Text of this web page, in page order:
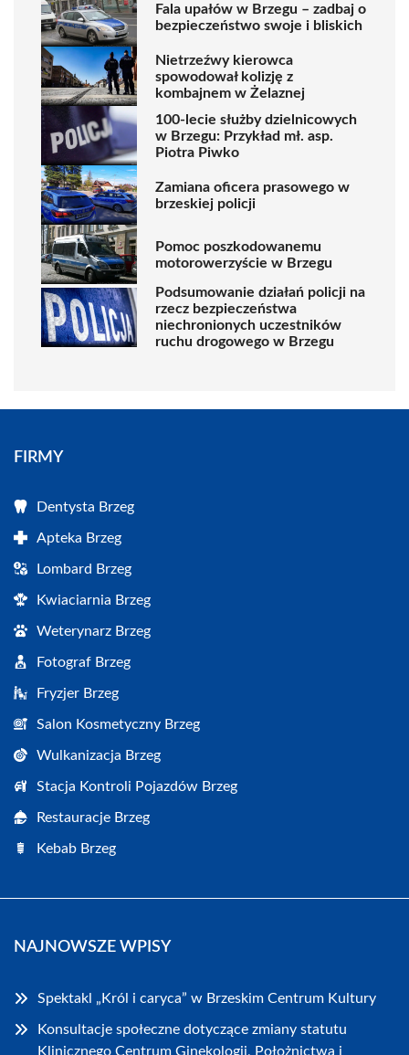
Fala upałów w Brzegu – zadbaj o
bezpieczeństwo swoje i bliskich
Nietrzeźwy kierowca
spowodował kolizję z
kombajnem w Żelaznej
100-lecie służby dzielnicowych
w Brzegu: Przykład mł. asp.
Piotra Piwko
Zamiana oficera prasowego w
brzeskiej policji
Pomoc poszkodowanemu
motorowerzyście w Brzegu
Podsumowanie działań policji na
rzecz bezpieczeństwa
niechronionych uczestników
ruchu drogowego w Brzegu
FIRMY
Dentysta Brzeg
Apteka Brzeg
Lombard Brzeg
Kwiaciarnia Brzeg
Weterynarz Brzeg
Fotograf Brzeg
Fryzjer Brzeg
Salon Kosmetyczny Brzeg
Wulkanizacja Brzeg
Stacja Kontroli Pojazdów Brzeg
Restauracje Brzeg
Kebab Brzeg
NAJNOWSZE WPISY
Spektakl „Król i caryca” w Brzeskim Centrum Kultury
Konsultacje społeczne dotyczące zmiany statutu
Klinicznego Centrum Ginekologii, Położnictwa i